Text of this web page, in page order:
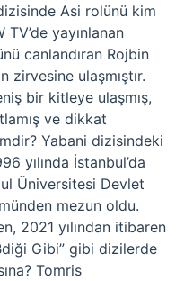
dizisinde Asi rolünü kim
yayınlanan
canlandıran Rojbin
zirvesine ulaşmıştır.
bir kitleye ulaşmış,
ve dikkat
Yabani dizisindeki
yılında İstanbul’da
Üniversitesi Devlet
mezun oldu.
2021 yılından itibaren
Gibi” gibi dizilerde
Tomris